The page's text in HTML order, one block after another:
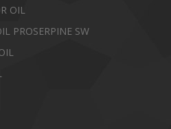
OIL
PROSERPINE SW